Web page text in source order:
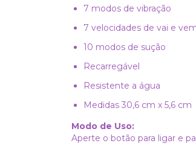
7 modos de vibração
7 velocidades de vai e
10 modos de sução
Recarregável
Resistente a água
Medidas 30,6 cm x 5,6 cm
Modo de Uso:
Aperte o botão para ligar e